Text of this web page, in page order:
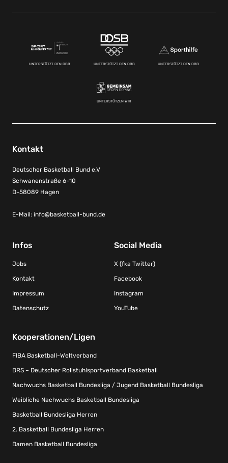
UNTERSTÜTZT DEN DBB UNTERSTÜTZT DEN DBB UNTERSTÜTZT DEN DBB
UNTERSTÜTZEN WIR
Kontakt
Deutscher Basketball Bund e.V
Schwanenstraße 6-10
D-58089 Hagen
E-Mail: info@basketball-bund.de
Infos
Jobs
Kontakt
Impressum
Datenschutz
Social Media
X (fka Twitter)
Facebook
Instagram
YouTube
Kooperationen/Ligen
FIBA Basketball-Weltverband
DRS – Deutscher Rollstuhlsportverband Basketball
Nachwuchs Basketball Bundesliga / Jugend Basketball Bundesliga
Weibliche Nachwuchs Basketball Bundesliga
Basketball Bundesliga Herren
2. Basketball Bundesliga Herren
Damen Basketball Bundesliga